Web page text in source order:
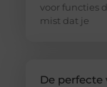
voor functies
mist dat je
De